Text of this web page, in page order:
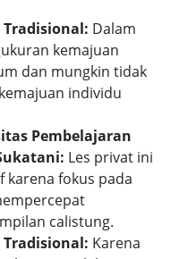
Tradisional: Dalam
kemajuan
dan mungkin tidak
individu
Pembelajaran
Les privat ini
karena fokus pada
calistung.
Tradisional: Karena